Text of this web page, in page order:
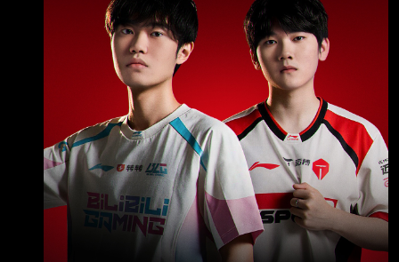
◢████████◤ ◢████████◤ ◢██◤
◢████████◤ Patch 26.15 禁茂凱 無畏競巔
峰 第三站：北京・英特爾電競中心 本日賽程：
15:00 登峰 JD